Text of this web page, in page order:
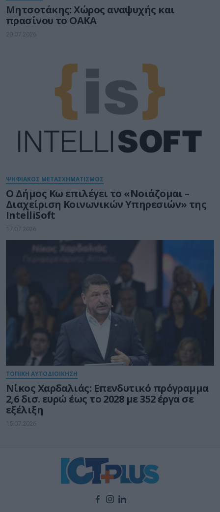
Μητσοτάκης: Χώρος αναψυχής και
πρασίνου το ΟΑΚΑ
20.07.2026
ΨΗΦΙΑΚΟΣ ΜΕΤΑΣΧΗΜΑΤΙΣΜΟΣ
Ο Δήμος Κω επιλέγει το «Νοιάζομαι –
Διαχείριση Κοινωνικών Υπηρεσιών» της
IntelliSoft
17.07.2026
ΤΟΠΙΚΗ ΑΥΤΟΔΙΟΙΚΗΣΗ
Νίκος Χαρδαλιάς: Επενδυτικό πρόγραμμα
2,6 δισ. ευρώ έως το 2028 με 352 έργα σε
εξέλιξη
15.07.2026